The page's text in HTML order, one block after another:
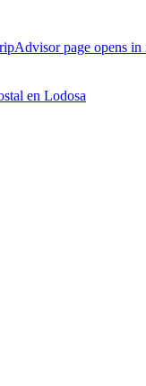
page opens